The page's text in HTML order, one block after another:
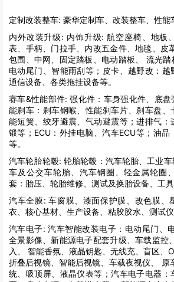
定制改装整车: 豪华定制车、改装整车、性能
内外改装升级: 内饰升级: 航空座椅、地板
表、手柄、门拉手、内改五金件、地毯、皮
包围、中网、固定踏板、电动踏板、 流光踏
电动尾门、智能雨刮等；皮卡、越野改：越
通信设备、各类拖挂设备等。
赛车&性能部件: 强化件：车身强化件、底
能刹车：刹车钢喉、性能刹车片、刹车盘、
能短簧、绞牙避震、气动避震等；进排气：
锻等；ECU：外挂电脑、汽车ECU等；油
等。
汽车轮胎轮毂: 轮胎轮毂：汽车轮胎、工业
车及公交车轮胎、汽车钢圈、轻金属轮圈
套：胎压、轮胎维修、测试及换胎设备、工具
汽车全膜: 车窗膜、漆面保护膜、改色膜、
衣、核心基材、生产设备、粘胶胶水、测试
汽车电子: 汽车智能改装电子：电动尾门、
全景影像、新能源电子配套升级、车载监控
入、 智能香氛、液晶钥匙、无线充、盲区、
折叠后视镜、智能后视镜、车载夜视仪、 原
统、吸顶屏、液晶仪表等；汽车电子电器：